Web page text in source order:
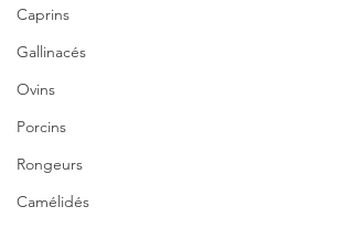
Caprins
Gallinacés
Ovins
Porcins
Rongeurs
Camélidés